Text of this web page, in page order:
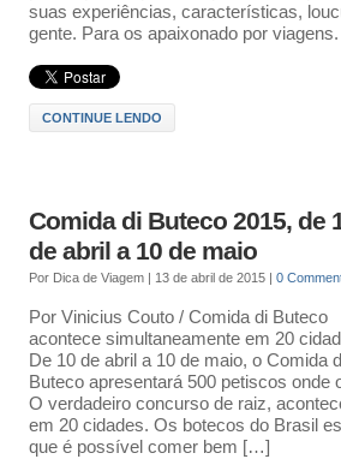
suas experiências, características,
gente. Para os apaixonado por
CONTINUE LENDO
Comida di Buteco 2015, de
de abril a 10 de maio
Por Dica de Viagem| 13 de abril de 2015 0
Por Vinicius Couto / Comida di Buteco
acontece simultaneamente em 20
De 10 de abril a 10 de maio, o Comida
Buteco apresentará 500 petiscos onde
O verdadeiro concurso de raiz,
em 20 cidades. Os botecos do Brasil
que é possível comer bem […]